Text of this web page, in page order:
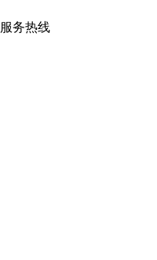
务热线